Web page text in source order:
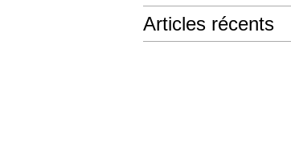
Articles récents